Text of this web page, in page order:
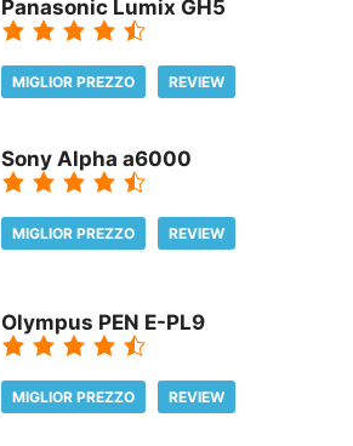
Panasonic Lumix GH5
MIGLIOR PREZZO REVIEW
Sony Alpha a6000
MIGLIOR PREZZO REVIEW
Olympus PEN E-PL9
MIGLIOR PREZZO REVIEW